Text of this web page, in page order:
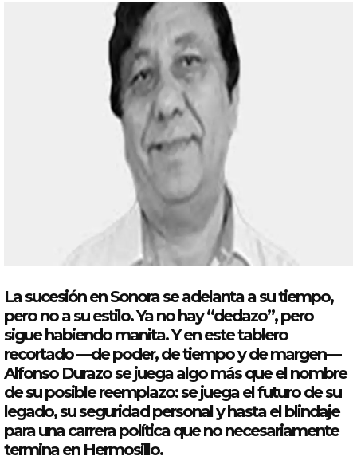
La sucesión en Sonora se adelanta a su tiempo,
pero no a su estilo. Ya no hay “dedazo”, pero
sigue habiendo manita. Y en este tablero
recortado —de poder, de tiempo y de margen—
Alfonso Durazose juega algo más que el nombre
de su posible reemplazo: se juega el futuro de su
legado, su seguridad personal y hasta el blindaje
para una carrera política que no necesariamente
termina en Hermosillo.